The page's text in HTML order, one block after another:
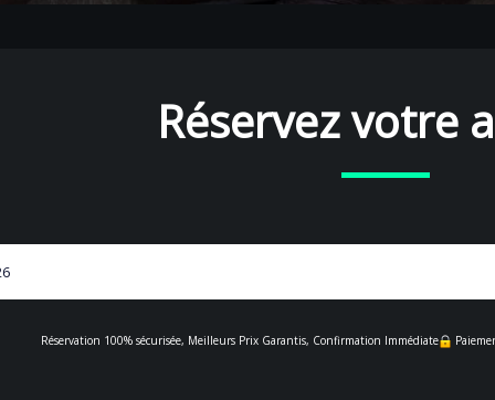
Réservez votre
Réservation 100% sécurisée, Meilleurs Prix Garantis, Confirmation Immédiate